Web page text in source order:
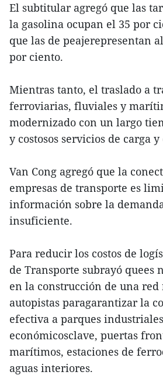
El subtitular agregó que las
la gasolina ocupan el 35 por
que las de peajerepresentan
por ciento.
Mientras tanto, el traslado a
ferroviarias, fluviales y
modernizado con un largo
y costosos servicios de carga
Van Cong agregó que la
empresas de transporte es
información sobre la
insuficiente.
Para reducir los costos de
de Transporte subrayó quees
en la construcción de una red
autopistas paragarantizar la
efectiva a parques
económicosclave, puertas
marítimos, estaciones de
aguas interiores.